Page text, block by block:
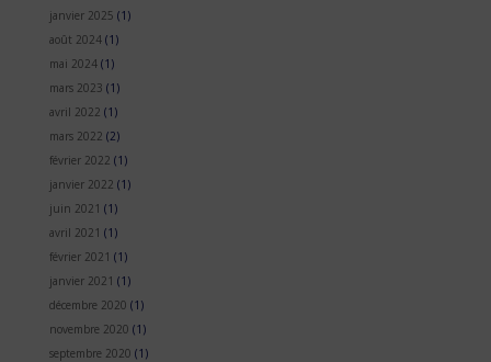
janvier 2025 (1)
août 2024(1)
mai 2024(1)
mars 2023 (1)
avril 2022 (1)
mars 2022 (2)
février 2022 (1)
janvier 2022 (1)
juin 2021 (1)
avril 2021 (1)
février 2021 (1)
janvier 2021 (1)
décembre 2020 (1)
novembre 2020 (1)
septembre 2020 (1)